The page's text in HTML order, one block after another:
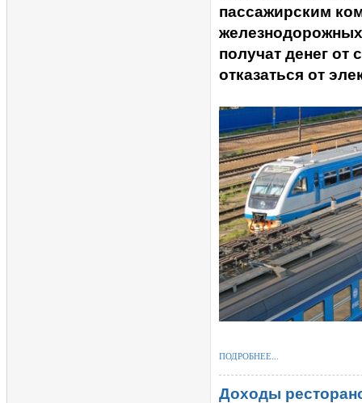
пассажирским
получат денег от
отказаться от
ПОДРОБНЕЕ...
Доходы